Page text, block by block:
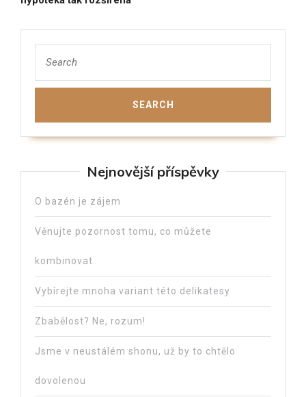
Nejnovější příspěvky
O bazén je zájem
Věnujte pozornost tomu, co můžete
kombinovat
Vybírejte mnoha variant této delikatesy
Zbabělost? Ne, rozum!
Jsme v neustálém shonu, už by to chtělo
dovolenou